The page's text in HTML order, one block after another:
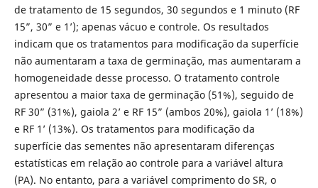
de tratamento de 15 segundos, 30 segundos e 1 minuto (RF
15”, 30” e 1’); apenas vácuo e controle. Os resultados
indicam que os tratamentos para modificação da superfície
não aumentaram a taxa de germinação, mas aumentaram a
homogeneidade desse processo. O tratamento controle
apresentou a maior taxa de germinação (51%), seguido de
RF 30” (31%), gaiola 2’ e RF 15” (ambos 20%), gaiola 1’ (18%)
e RF 1’ (13%). Os tratamentos para modificação da
superfície das sementes não apresentaram diferenças
estatísticas em relação ao controle para a variável altura
(PA). No entanto, para a variável comprimento do SR, o